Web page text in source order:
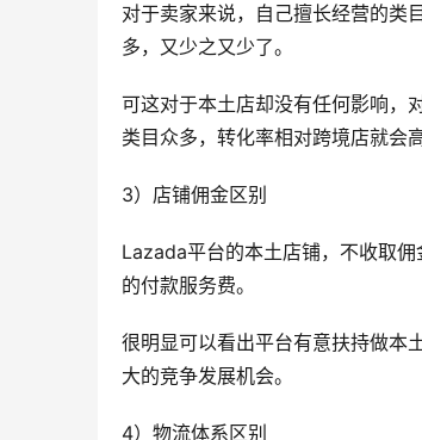
对于卖家来说，自己擅长经营的类
多，又少之又少了。
可这对于本土店却没有任何影响，
类目众多，转化率相对跨境店就会高
3）店铺佣金区别
Lazada平台的本土店铺，不收取
的付款服务费。
很明显可以看出平台有意扶持做本
大的竞争发展机会。
4）物流体系区别